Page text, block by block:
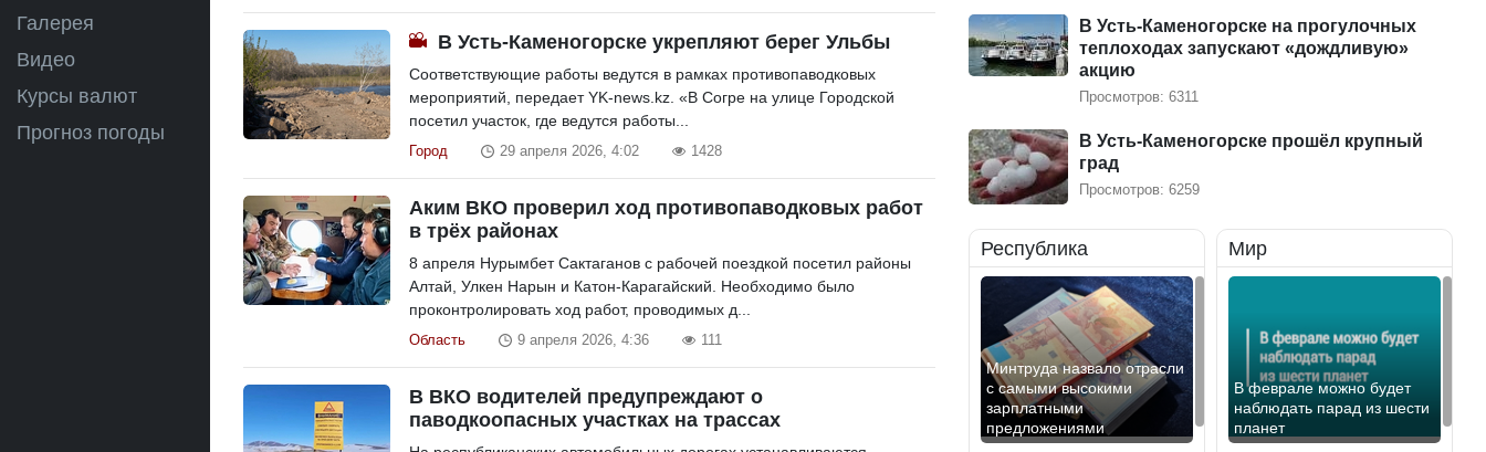
Галерея
Видео
Курсы валют
Прогноз погоды
В Усть-Каменогорске укрепляют берег Ульбы
Соответствующие работы ведутся в рамках противопаводковых
мероприятий, передает YK-news.kz. «В Согре на улице Городской
посетил участок, где ведутся работы...
Город 29 апреля 2026, 4:02 1428
Аким ВКО проверил ход противопаводковых работ
в трёх районах
8 апреля Нурымбет Сактаганов с рабочей поездкой посетил районы
Алтай, Улкен Нарын и Катон-Карагайский. Необходимо было
проконтролировать ход работ, проводимых д...
Область 9 апреля 2026, 4:36 111
В ВКО водителей предупреждают о
паводкоопасных участках на трассах
В Усть-Каменогорске на прогулочных
теплоходах запускают «дождливую»
акцию
Просмотров: 6311
В Усть-Каменогорске прошёл крупный
град
Просмотров: 6259
Республика
Минтруда назвало отрасли
с самыми высокими
зарплатными
предложениями
Мир
В феврале можно будет
наблюдать парад из шести
планет